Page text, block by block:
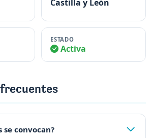
Castilla y León
ESTADO
Activa
se convocan?